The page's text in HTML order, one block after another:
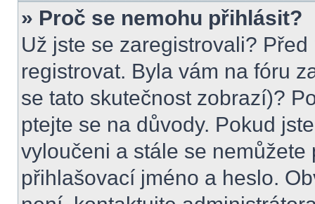
» Proč se nemohu přihlásit?
Už jste se zaregistrovali?
registrovat. Byla vám na fóru
se tato skutečnost zobrazí)?
ptejte se na důvody. Pokud
vyloučeni a stále se
přihlašovací jméno a heslo.